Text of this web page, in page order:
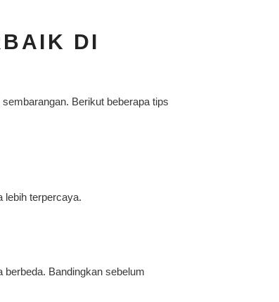
DI
Berikut beberapa tips
lebih terpercaya.
berbeda. Bandingkan sebelum